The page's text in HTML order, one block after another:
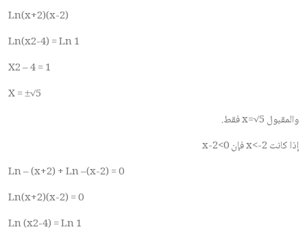
Ln(x+2)(x-2)
Ln(x2-4) = Ln 1
X2 – 4 = 1
X = ±√5
والمقبولx=√5فقط.
إذا كانتx<-2فإنx-2<0
Ln – (x+2) + Ln –(x-2) = 0
Ln(x+2)(x-2) = 0
Ln (x2-4) = Ln 1